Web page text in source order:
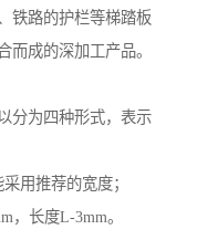
铁路的护栏等梯踏板
而成的深加工产品。
分为四种形式，表示
用推荐的宽度；
，长度L-3mm。